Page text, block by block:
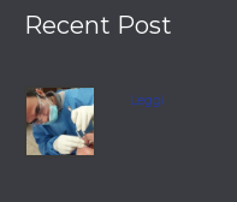
Recent Post
Leggi